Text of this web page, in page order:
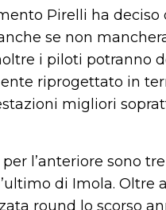
Pirelli ha
se non
i piloti potranno
riprogettato in
migliori
l’anteriore sono
di Imola. Oltre
round lo scorso